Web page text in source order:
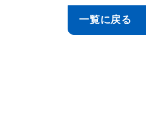
一覧に戻る